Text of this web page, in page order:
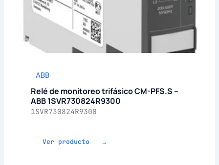
ABB
Relé de monitoreo trifásico CM-PFS.S –
ABB 1SVR730824R9300
1SVR730824R9300
Ver producto →